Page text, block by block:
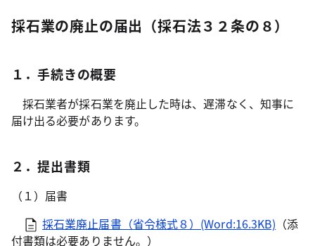
採石業の廃止の届出（採石法３２条の８）
１．手続きの概要
採石業者が採石業を廃止した時は、遅滞なく、知事に
届け出る必要があります。
２．提出書類
（１）届書
採石業廃止届書（省令様式８）(Word:16.3KB) （添
付書類は必要ありません。）